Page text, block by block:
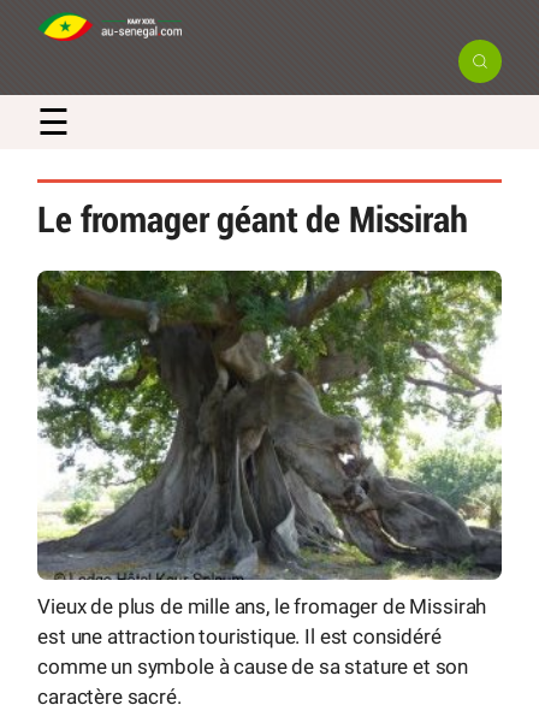
☰
Le fromager géant de Missirah
Vieux de plus de mille ans, le fromager de Missirah
est une attraction touristique. Il est considéré
comme un symbole à cause de sa stature et son
caractère sacré.